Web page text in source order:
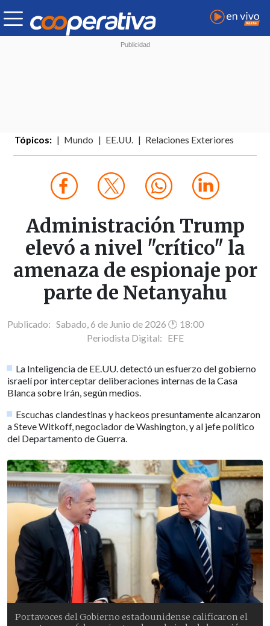
Tópicos: Mundo EE.UU. Relaciones Exteriores
Administración Trump
elevó a nivel "crítico" la
amenaza de espionaje por
parte de Netanyahu
Publicado: Sabado, 6 de Junio de 2026 🕐 18:00
Periodista Digital: EFE
La Inteligencia de EE.UU. detectó un esfuerzo del gobierno
israelí por interceptar deliberaciones internas de la Casa
Blanca sobre Irán, según medios.
Escuchas clandestinas y hackeos presuntamente alcanzaron
a Steve Witkoff, negociador de Washington, y al jefe político
del Departamento de Guerra.
Portavoces del Gobierno estadounidense calificaron el